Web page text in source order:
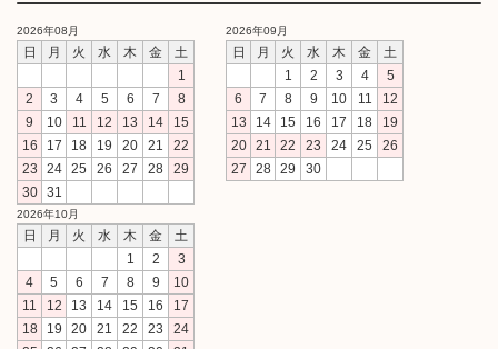
2026年08月
日 月 火 水 木 金
土
1
2
3 4 5 6 7
8
9
10 11 12 13 14
15
16
17 18 19 20 21
22
23
24 25 26 27 28
29
30
31
2026年09月
日 月 火 水 木 金
土
1
2 3 4
5
6
7 8 9 10 11
12
13
14 15 16 17 18
19
20
21 22 23 24 25
26
27
28 29 30
2026年10月
日 月 火 水 木 金
土
1
2
3
4
5 6 7 8 9
10
11
12 13 14 15 16
17
18
19 20 21 22 23
24